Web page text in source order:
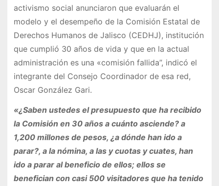
activismo social anunciaron que evaluarán el
modelo y el desempeño de la Comisión Estatal de
Derechos Humanos de Jalisco (CEDHJ), institución
que cumplió 30 años de vida y que en la actual
administración es una «comisión fallida”, indicó el
integrante del Consejo Coordinador de esa red,
Oscar González Gari.
«¿Saben ustedes el presupuesto que ha recibido
la Comisión en 30 años a cuánto asciende? a
1,200 millones de pesos, ¿a dónde han ido a
parar?, a la nómina, a las y cuotas y cuates, han
ido a parar al beneficio de ellos; ellos se
benefician con casi 500 visitadores que ha tenido